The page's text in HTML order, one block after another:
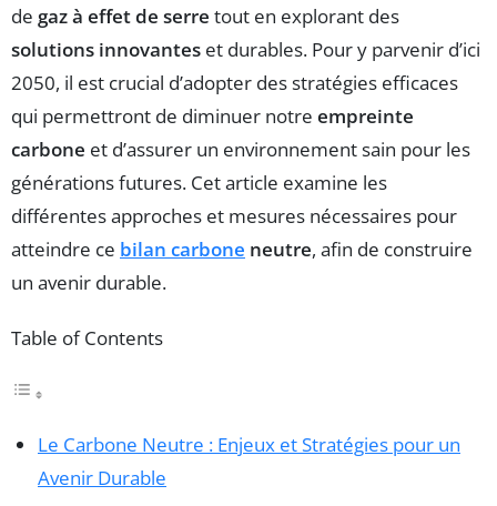
de gaz à effet de serre tout en explorant des
solutions innovantes et durables. Pour y parvenir d’ici
2050, il est crucial d’adopter des stratégies efficaces
qui permettront de diminuer notre empreinte
carbone et d’assurer un environnement sain pour les
générations futures. Cet article examine les
différentes approches et mesures nécessaires pour
atteindre ce bilan carbone neutre, afin de construire
un avenir durable.
Table of Contents
Le Carbone Neutre : Enjeux et Stratégies pour un
Avenir Durable